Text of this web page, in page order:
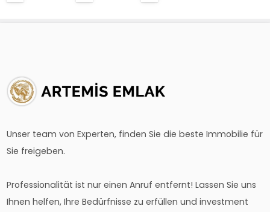
Unser team von Experten, finden Sie die beste Immobilie für
Sie freigeben.
Professionalität ist nur einen Anruf entfernt! Lassen Sie uns
Ihnen helfen, Ihre Bedürfnisse zu erfüllen und investment